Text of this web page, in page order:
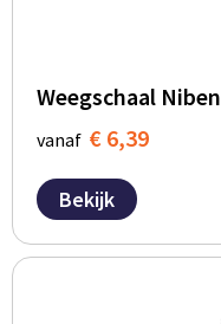
Weegschaal Niben
vanaf € 6,39
Bekijk